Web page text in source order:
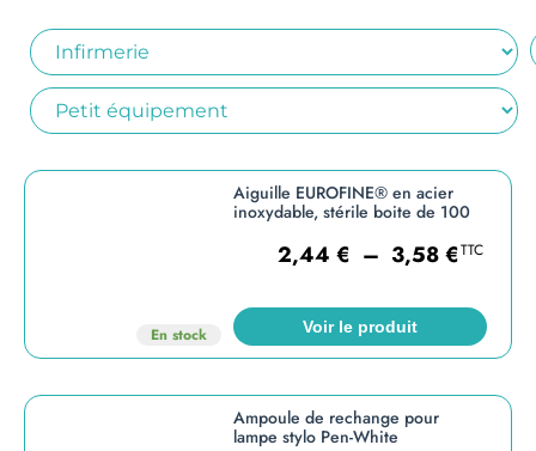
En stock
Aiguille EUROFINE® en acier
inoxydable, stérile boite de 100
2,44 € – 3,58€TTC
Voir le produit
Ampoule de rechange pour
lampe stylo Pen-White